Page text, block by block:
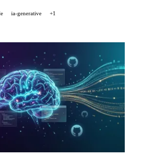
ia-generative +1